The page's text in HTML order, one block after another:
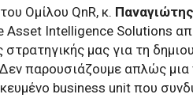
Ομίλου QnR, κ.
Asset Intelligence Solutions
μας για τη
παρουσιάζουμε απλώς μια
business unit που